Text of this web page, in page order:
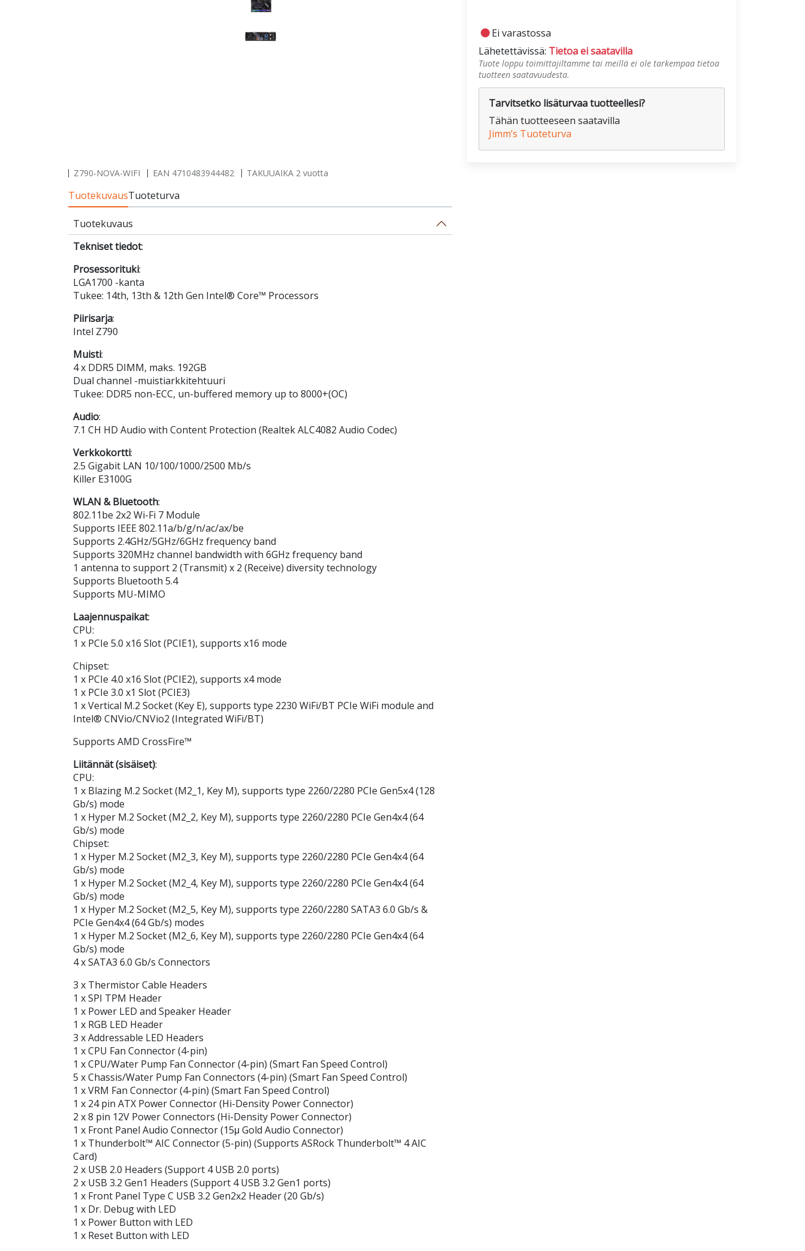
fiber_manual_recordEi varastossa
Lähetettävissä: Tietoa ei saatavilla
Tuote loppu toimittajiltamme tai meillä ei ole tarkempaa tietoa
tuotteen saatavuudesta.
Tarvitsetko lisäturvaa tuotteellesi?
Tähän tuotteeseen saatavilla
Jimm’s Tuoteturva
Z790-NOVA-WIFI EAN 4710483944482 TAKUUAIKA 2 vuotta
TuotekuvausTuoteturva
Tuotekuvaus
Tekniset tiedot:
Prosessorituki:
LGA1700 -kanta
Tukee: 14th, 13th & 12th Gen Intel® Core™ Processors
Piirisarja:
Intel Z790
Muisti:
4 x DDR5 DIMM, maks. 192GB
Dual channel -muistiarkkitehtuuri
Tukee: DDR5 non-ECC, un-buffered memory up to 8000+(OC)
Audio:
7.1 CH HD Audio with Content Protection (Realtek ALC4082 Audio Codec)
Verkkokortti:
2.5 Gigabit LAN 10/100/1000/2500 Mb/s
Killer E3100G
WLAN & Bluetooth:
802.11be 2x2 Wi-Fi 7 Module
Supports IEEE 802.11a/b/g/n/ac/ax/be
Supports 2.4GHz/5GHz/6GHz frequency band
Supports 320MHz channel bandwidth with 6GHz frequency band
1 antenna to support 2 (Transmit) x 2 (Receive) diversity technology
Supports Bluetooth 5.4
Supports MU-MIMO
Laajennuspaikat:
CPU:
1 x PCIe 5.0 x16 Slot (PCIE1), supports x16 mode
Chipset:
1 x PCIe 4.0 x16 Slot (PCIE2), supports x4 mode
1 x PCIe 3.0 x1 Slot (PCIE3)
1 x Vertical M.2 Socket (Key E), supports type 2230 WiFi/BT PCIe WiFi module and
Intel® CNVio/CNVio2 (Integrated WiFi/BT)
Supports AMD CrossFire™
Liitännät (sisäiset):
CPU:
1 x Blazing M.2 Socket (M2_1, Key M), supports type 2260/2280 PCIe Gen5x4 (128
Gb/s) mode
1 x Hyper M.2 Socket (M2_2, Key M), supports type 2260/2280 PCIe Gen4x4 (64
Gb/s) mode
Chipset:
1 x Hyper M.2 Socket (M2_3, Key M), supports type 2260/2280 PCIe Gen4x4 (64
Gb/s) mode
1 x Hyper M.2 Socket (M2_4, Key M), supports type 2260/2280 PCIe Gen4x4 (64
Gb/s) mode
1 x Hyper M.2 Socket (M2_5, Key M), supports type 2260/2280 SATA3 6.0 Gb/s &
PCIe Gen4x4 (64 Gb/s) modes
1 x Hyper M.2 Socket (M2_6, Key M), supports type 2260/2280 PCIe Gen4x4 (64
Gb/s) mode
4 x SATA3 6.0 Gb/s Connectors
3 x Thermistor Cable Headers
1 x SPI TPM Header
1 x Power LED and Speaker Header
1 x RGB LED Header
3 x Addressable LED Headers
1 x CPU Fan Connector (4-pin)
1 x CPU/Water Pump Fan Connector (4-pin) (Smart Fan Speed Control)
5 x Chassis/Water Pump Fan Connectors (4-pin) (Smart Fan Speed Control)
1 x VRM Fan Connector (4-pin) (Smart Fan Speed Control)
1 x 24 pin ATX Power Connector (Hi-Density Power Connector)
2 x 8 pin 12V Power Connectors (Hi-Density Power Connector)
1 x Front Panel Audio Connector (15μ Gold Audio Connector)
1 x Thunderbolt™ AIC Connector (5-pin) (Supports ASRock Thunderbolt™ 4 AIC
Card)
2 x USB 2.0 Headers (Support 4 USB 2.0 ports)
2 x USB 3.2 Gen1 Headers (Support 4 USB 3.2 Gen1 ports)
1 x Front Panel Type C USB 3.2 Gen2x2 Header (20 Gb/s)
1 x Dr. Debug with LED
1 x Power Button with LED
1 x Reset Button with LED